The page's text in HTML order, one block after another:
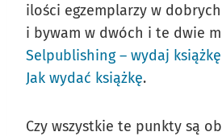
ilości egzemplarzy w
i bywam w dwóch i te dwie
Selpublishing – wydaj
Jak wydać książkę.
Czy wszystkie te punkty są